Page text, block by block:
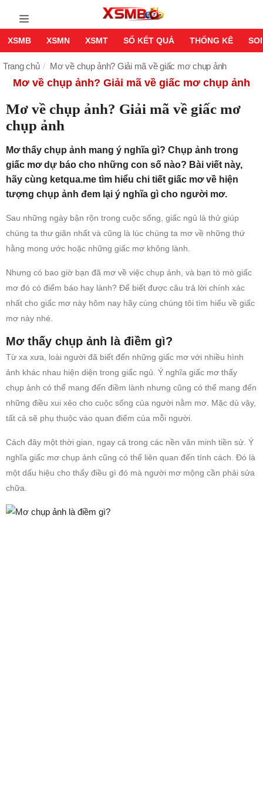
XSMB XSMN XSMT SỔ KẾT QUẢ THỐNG KÊ
Trang chủ Mơ về chụp ảnh? Giải mã về giấc mơ chụp ảnh
Mơ về chụp ảnh? Giải mã về giấc mơ chụp ảnh
Mơ về chụp ảnh? Giải mã về giấc mơ
chụp ảnh
Mơ thấy chụp ảnh mang ý nghĩa gì? Chụp ảnh trong
giấc mơ dự báo cho những con số nào? Bài viết này,
hãy cùng ketqua.me tìm hiểu chi tiết giấc mơ về hiện
tượng chụp ảnh đem lại ý nghĩa gì cho người mơ.
Sau những ngày bận rộn trong cuộc sống, giấc ngủ là thử giúp
chúng ta thư giãn nhất và cũng là lúc chúng ta mơ về những thứ
hằng mong ước hoặc những giấc mơ không lành.
Nhưng có bao giờ bạn đã mơ về việc chụp ảnh, và bạn tò mò giấc
mơ đó có điểm báo hay lành? Để biết được câu trả lời chính xác
nhất cho giấc mơ này hôm nay hãy cùng chúng tôi tìm hiểu về giấc
mơ này nhé.
Mơ thấy chụp ảnh là điềm gì?
Từ xa xưa, loài người đã biết đến những giấc mơ với nhiều hình
ảnh khác nhau hiện diện trong giấc ngủ. Ý nghĩa giấc mơ thấy
chụp ảnh có thể mang đến điềm lành nhưng cũng có thể mang đến
những điều xui xẻo cho cuộc sống của người nằm mơ. Mặc dù vậy,
tất cả sẽ phụ thuộc vào quan điểm của mỗi người.
Cách đây một thời gian, ngay cả trong các nền văn minh tiền sử. Ý
nghĩa giấc mơ chụp ảnh cũng có thể liên quan đến tính cách. Đó là
một dấu hiệu cho thấy điều gì đó mà người mơ mộng cần phải sửa
chữa.